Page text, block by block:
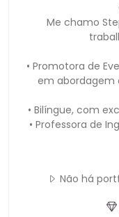
Me chamo
• Promotora de
em abordagem
• Bilíngue, com
• Professora de
Não há